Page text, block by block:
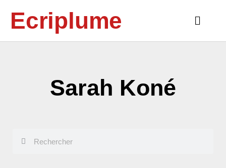
contenuEcriplume
Main
Sarah Koné